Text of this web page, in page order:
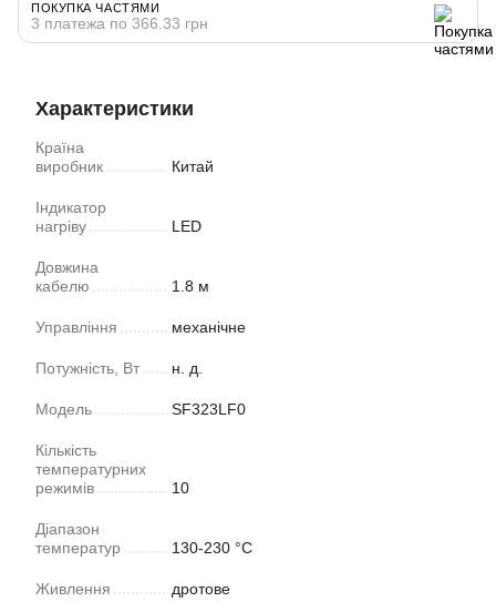
ПОКУПКА ЧАСТЯМИ
3 платежа по 366.33 грн
Характеристики
Країна
виробник
Китай
Індикатор
нагріву
LED
Довжина
кабелю
1.8 м
Управління механічне
Потужність, Вт н. д.
Модель SF323LF0
Кількість
температурних
режимів
10
Діапазон
температур
130-230 °С
Живлення дротове